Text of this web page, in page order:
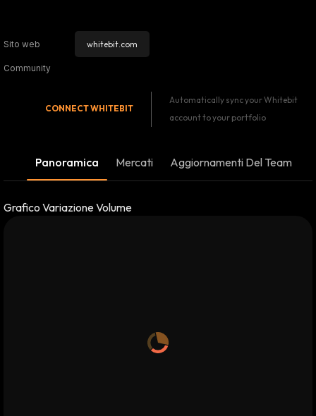
Sito web whitebit.com
Community
CONNECTWHITEBIT
Automatically sync your Whitebit
account to your portfolio
Panoramica Mercati Aggiornamenti Del Team
Grafico Variazione Volume